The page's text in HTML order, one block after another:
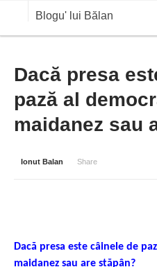
Blogu' lui Bălan
ANALIZE
BLOG IN DIALOG
Dacă presa
pază al
maidanez sau
Ionut Balan Share
Dacă presa este câinele de
maidanez sau are stăpân?